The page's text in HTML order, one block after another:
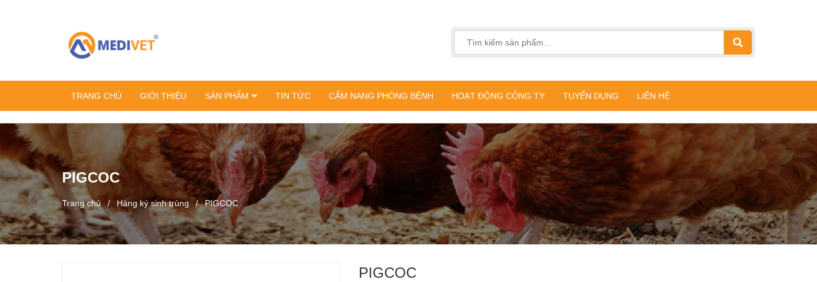
TRANG CHỦ GIỚI THIỆU SẢN PHẨM TIN TỨC CẨM NANG PHÒNG BỆNH HOẠT ĐỘNG CÔNG TY TUYỂN DỤNG LIÊN HỆ
PIGCOC
Trang chủ / Hàng ký sinh trùng / PIGCOC
PIGCOC